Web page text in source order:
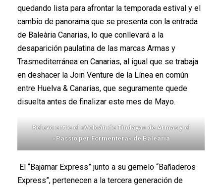
quedando lista para afrontar la temporada estival y el
cambio de panorama que se presenta con la entrada
de Baleària Canarias, lo que conllevará a la
desaparición paulatina de las marcas Armas y
Trasmediterránea en Canarias, al igual que se trabaja
en deshacer la Join Venture de la Línea en común
entre Huelva & Canarias, que seguramente quede
disuelta antes de finalizar este mes de Mayo.
Relevo entre el «Volcán de Tindaya» de Armas y el
«Passió per Formentera» de Baleària
El “Bajamar Express” junto a su gemelo “Bañaderos
Express”, pertenecen a la tercera generación de